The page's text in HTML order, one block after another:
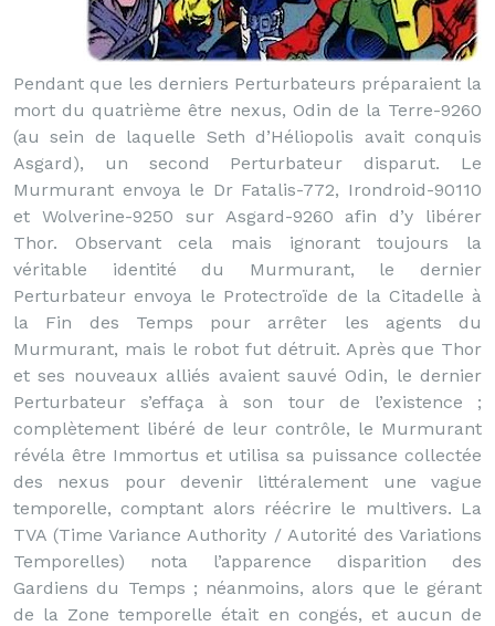
Pendant que les derniers Perturbateurs préparaient la
mort du quatrième être nexus, Odin de la Terre-9260
(au sein de laquelle Seth d’Héliopolis avait conquis
Asgard), un second Perturbateur disparut. Le
Murmurant envoya le Dr Fatalis-772, Irondroid-90110
et Wolverine-9250 sur Asgard-9260 afin d’y libérer
Thor. Observant cela mais ignorant toujours la
véritable identité du Murmurant, le dernier
Perturbateur envoya le Protectroïde de la Citadelle à
la Fin des Temps pour arrêter les agents du
Murmurant, mais le robot fut détruit. Après que Thor
et ses nouveaux alliés avaient sauvé Odin, le dernier
Perturbateur s’effaça à son tour de l’existence ;
complètement libéré de leur contrôle, le Murmurant
révéla être Immortus et utilisa sa puissance collectée
des nexus pour devenir littéralement une vague
temporelle, comptant alors réécrire le multivers. La
TVA (Time Variance Authority / Autorité des Variations
Temporelles) nota l’apparence disparition des
Gardiens du Temps ; néanmoins, alors que le gérant
de la Zone temporelle était en congés, et aucun de